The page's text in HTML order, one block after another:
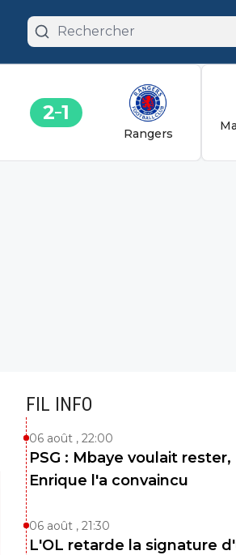
2 1
Rangers
FIL INFO
06 août , 22:00
PSG : Mbaye voulait rester,
Enrique l'a convaincu
06 août , 21:30
L'OL retarde la signature